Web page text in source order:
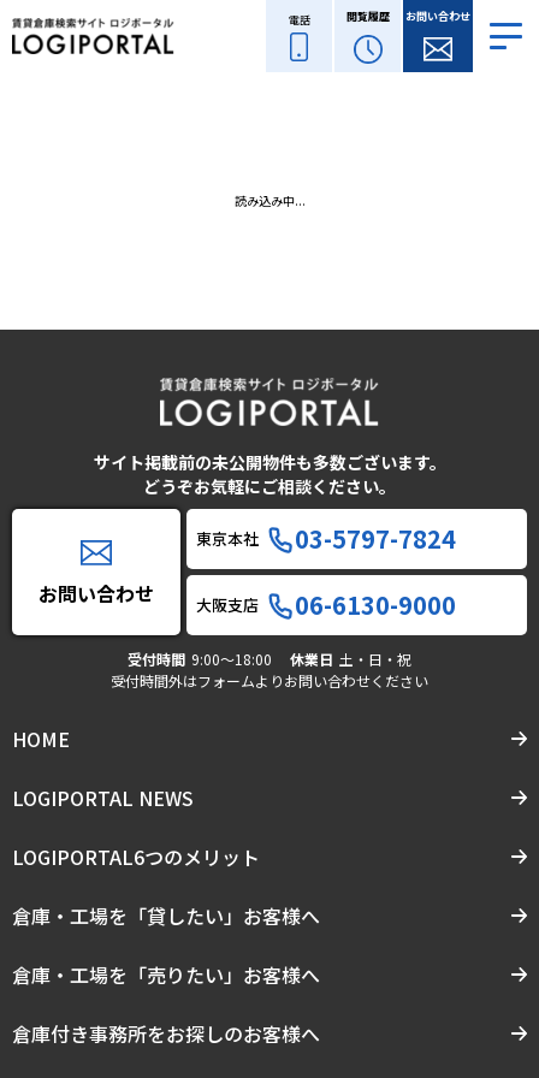
電話 閲覧履歴 お問い合わせ
読み込み中...
サイト掲載前の未公開物件も多数ございます。
どうぞお気軽にご相談ください。
お問い合わせ
東京本社 03-5797-7824
大阪支店 06-6130-9000
受付時間 9:00〜18:00 休業日 土・日・祝
受付時間外はフォームよりお問い合わせください
HOME
LOGIPORTAL NEWS
LOGIPORTAL6つのメリット
倉庫・工場を「貸したい」お客様へ
倉庫・工場を「売りたい」お客様へ
倉庫付き事務所をお探しのお客様へ